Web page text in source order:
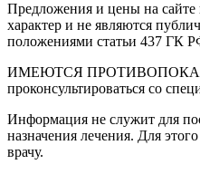
Предложения и цены на
характер и не являются
положениями статьи 437 ГК
ИМЕЮТСЯ
проконсультироваться со
Информация не служит для
назначения лечения. Для
врачу.